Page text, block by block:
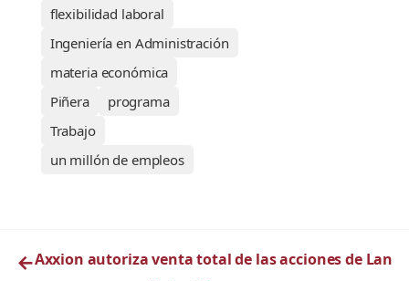
flexibilidad laboral
Ingeniería en Administración
materia económica
Piñera
programa
Trabajo
un millón de empleos
←Axxion autoriza venta total de las acciones de Lan